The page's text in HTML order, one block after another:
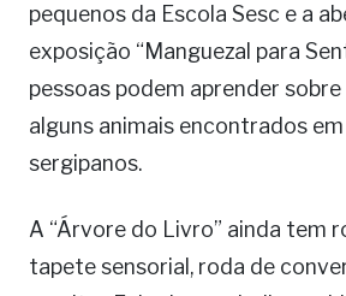
pequenos da Escola Sesc e a
exposição “Manguezal para
pessoas podem aprender
alguns animais encontrados
sergipanos.
A “Árvore do Livro” ainda tem
tapete sensorial, roda de